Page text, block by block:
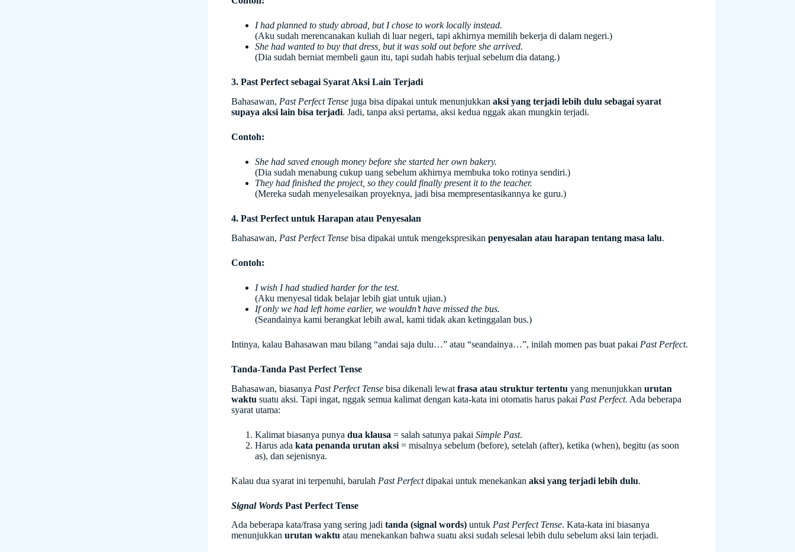
I had planned to study abroad, but I chose to work locally instead.
(Aku sudah merencanakan kuliah di luar negeri, tapi akhirnya memilih bekerja di dalam negeri.)
She had wanted to buy that dress, but it was sold out before she arrived.
(Dia sudah berniat membeli gaun itu, tapi sudah habis terjual sebelum dia datang.)
3. Past Perfect sebagai Syarat Aksi Lain Terjadi
Bahasawan, Past Perfect Tensejuga bisa dipakai untuk menunjukkan aksi yang terjadi lebih dulu sebagai syarat
supaya aksi lain bisa terjadi. Jadi, tanpa aksi pertama, aksi kedua nggak akan mungkin terjadi.
Contoh:
She had saved enough money before she started her own bakery.
(Dia sudah menabung cukup uang sebelum akhirnya membuka toko rotinya sendiri.)
They had finished the project, so they could finally present it to the teacher.
(Mereka sudah menyelesaikan proyeknya, jadi bisa mempresentasikannya ke guru.)
4. Past Perfect untuk Harapan atau Penyesalan
Bahasawan, Past Perfect Tensebisa dipakai untuk mengekspresikan penyesalan atau harapan tentang masa lalu.
Contoh:
I wish I had studied harder for the test.
(Aku menyesal tidak belajar lebih giat untuk ujian.)
If only we had left home earlier, we wouldn’t have missed the bus.
(Seandainya kami berangkat lebih awal, kami tidak akan ketinggalan bus.)
Intinya, kalau Bahasawan mau bilang “andai saja dulu…” atau “seandainya…”, inilah momen pas buat pakai Past Perfect.
Tanda-Tanda Past Perfect Tense
Bahasawan, biasanya Past Perfect Tensebisa dikenali lewat frasa atau struktur tertentu yang menunjukkan urutan
waktu suatu aksi. Tapi ingat, nggak semua kalimat dengan kata-kata ini otomatis harus pakai Past Perfect. Ada beberapa
syarat utama:
Kalimat biasanya punya dua klausa = salah satunya pakai Simple Past.
Harus ada kata penanda urutan aksi= misalnya sebelum (before), setelah (after), ketika (when), begitu (as soon
as), dan sejenisnya.
Kalau dua syarat ini terpenuhi, barulah Past Perfectdipakai untuk menekankan aksi yang terjadi lebih dulu.
Signal WordsPast Perfect Tense
Ada beberapa kata/frasa yang sering jadi tanda (signal words)untuk Past Perfect Tense. Kata-kata ini biasanya
menunjukkan urutan waktuatau menekankan bahwa suatu aksi sudah selesai lebih dulu sebelum aksi lain terjadi.